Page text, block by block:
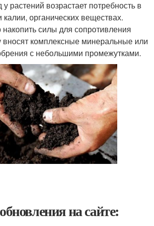
растений возрастает потребность в
органических веществах.
силы для сопротивления
комплексные минеральные или
с небольшими промежутками.
на сайте: